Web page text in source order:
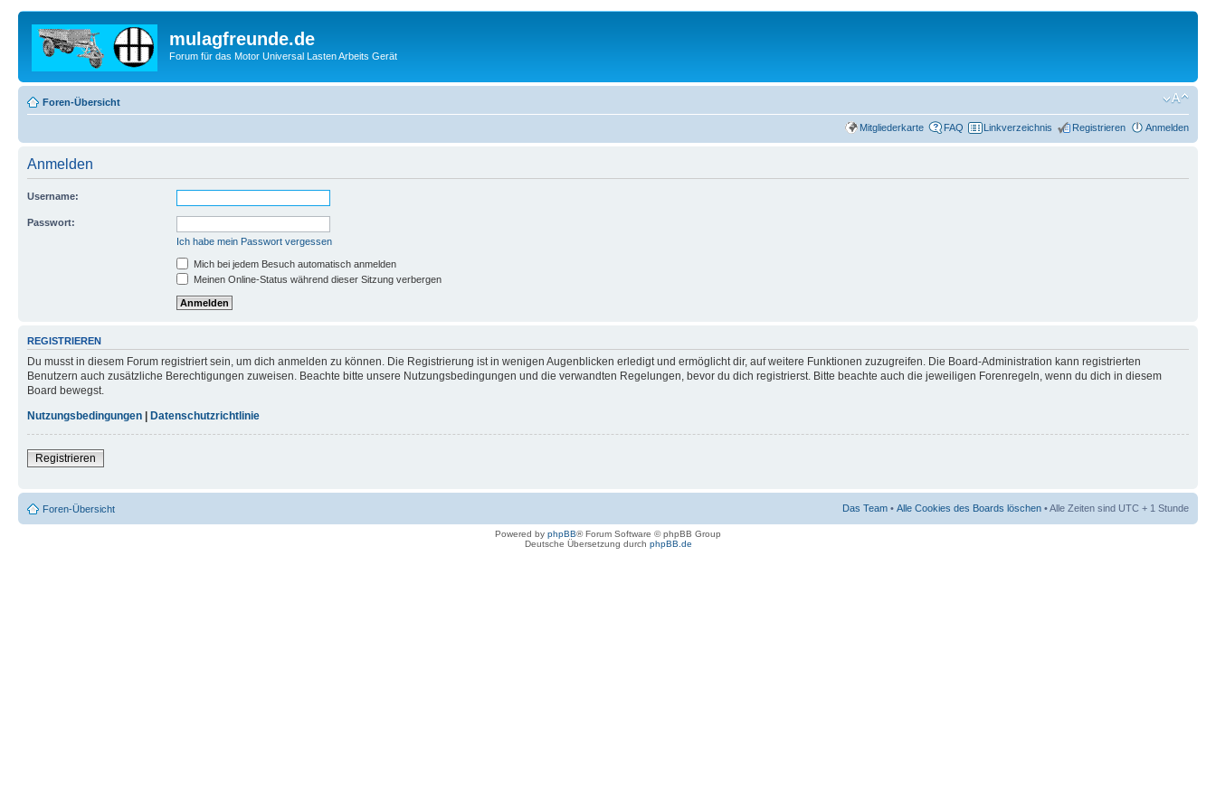
mulagfreunde.de
Forum für das Motor Universal Lasten Arbeits Gerät
Foren-Übersicht
Mitgliederkarte FAQ Linkverzeichnis Registrieren Anmelden
Anmelden
Username:
Passwort:
Ich habe mein Passwort vergessen
Mich bei jedem Besuch automatisch anmelden
Meinen Online-Status während dieser Sitzung verbergen
REGISTRIEREN
Du musst in diesem Forum registriert sein, um dich anmelden zu können. Die Registrierung ist in wenigen Augenblicken erledigt und ermöglicht dir, auf weitere Funktionen zuzugreifen. Die Board-Administration kann registrierten
Benutzern auch zusätzliche Berechtigungen zuweisen. Beachte bitte unsere Nutzungsbedingungen und die verwandten Regelungen, bevor du dich registrierst. Bitte beachte auch die jeweiligen Forenregeln, wenn du dich in diesem
Board bewegst.
Nutzungsbedingungen
Datenschutzrichtlinie
Registrieren
Foren-Übersicht Das Team • Alle Cookies des Boards löschen • Alle Zeiten sind UTC + 1 Stunde
Powered by phpBB® Forum Software © phpBB Group
Deutsche Übersetzung durch phpBB.de